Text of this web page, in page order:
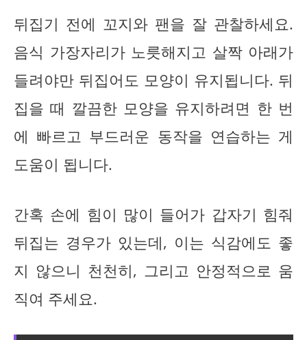
뒤집기 전에 꼬지와 팬을 잘 관찰하세요.
음식 가장자리가 노릇해지고 살짝 아래가
들려야만 뒤집어도 모양이 유지됩니다. 뒤
집을 때 깔끔한 모양을 유지하려면 한 번
에 빠르고 부드러운 동작을 연습하는 게
도움이 됩니다.
간혹 손에 힘이 많이 들어가 갑자기 힘줘
뒤집는 경우가 있는데, 이는 식감에도 좋
지 않으니 천천히, 그리고 안정적으로 움
직여 주세요.